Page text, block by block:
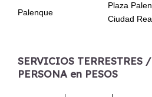
Palenque
Plaza
Ciudad
SERVICIOS TERRESTRES
PERSONA en PESOS